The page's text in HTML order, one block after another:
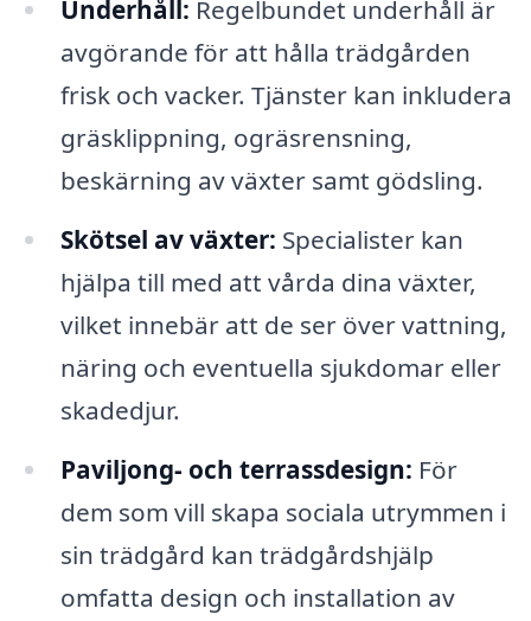
Underhåll: Regelbundet underhåll är
avgörande för att hålla trädgården
frisk och vacker. Tjänster kan inkludera
gräsklippning, ogräsrensning,
beskärning av växter samt gödsling.
Skötsel av växter: Specialister kan
hjälpa till med att vårda dina växter,
vilket innebär att de ser över vattning,
näring och eventuella sjukdomar eller
skadedjur.
Paviljong- och terrassdesign: För
dem som vill skapa sociala utrymmen i
sin trädgård kan trädgårdshjälp
omfatta design och installation av